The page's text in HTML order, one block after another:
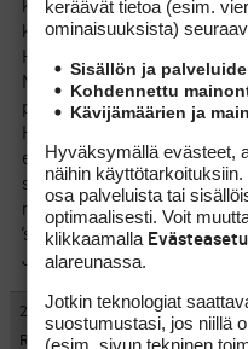
kisoja vaan tapaus
kattoterassisaunassa oli
Huomattiin, että vesi
Neljä sakemmannia kävivät
pienimuotoinen kahakka
Henkilökunta riensi apuun ja
että sakemannit menee ulos
sakemannit ja muut saavat
munuuttia. Tuli siis samalla
’saunomiskulytuuria’.
Juju tässä on myös se, että
21.6.2011 02:08:00
Rauski
keräävät tietoa (esim.
ominaisuuk­sista)
Sisällön ja
Kohdennettu
Kävijämäärien ja
Hyväksymällä evästeet,
näihin
osa palveluista tai
optimaalisesti. Voit
klikkaamalla
alareunassa.
Jotkin teknologiat
suostumustasi, jos niillä
(esim. sivun tekninen